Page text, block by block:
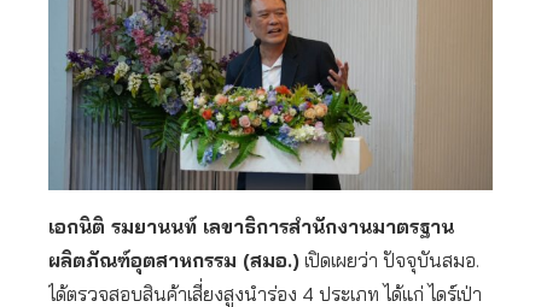
เอกนิติ รมยานนท์ เลขาธิการสำนักงานมาตรฐาน
ผลิตภัณฑ์อุตสาหกรรม (สมอ.) เปิดเผยว่า ปัจจุบันสมอ.
ได้ตรวจสอบสินค้าเสี่ยงสูงนำร่อง 4 ประเภท ได้แก่ ไดร์เป่า